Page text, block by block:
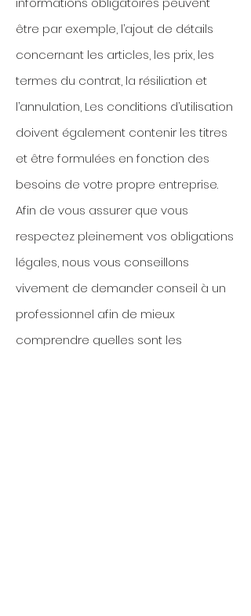
être par exemple, l’ajout de détails
concernant les articles, les prix, les
termes du contrat, la résiliation et
l’annulation, Les conditions d’utilisation
doivent également contenir les titres
et être formulées en fonction des
besoins de votre propre entreprise.
Afin de vous assurer que vous
respectez pleinement vos obligations
légales, nous vous conseillons
vivement de demander conseil à un
professionnel afin de mieux
comprendre quelles sont les